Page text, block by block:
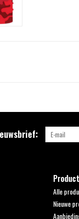
Alle
Nieuwe